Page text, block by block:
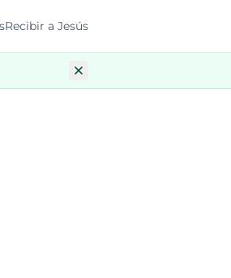
Recibir a Jesús